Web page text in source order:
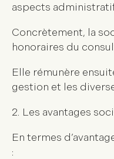
aspects
Concrètement, la
honoraires du
Elle rémunère
gestion et les
2. Les avantages
En termes
: